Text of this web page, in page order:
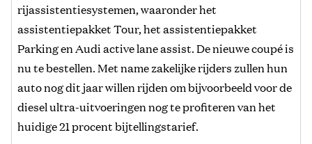
rijassistentiesystemen, waaronder het
assistentiepakket Tour, het assistentiepakket
Parking en Audi active lane assist. De nieuwe coupé is
nu te bestellen. Met name zakelijke rijders zullen hun
auto nog dit jaar willen rijden om bijvoorbeeld voor de
diesel ultra-uitvoeringen nog te profiteren van het
huidige 21 procent bijtellingstarief.